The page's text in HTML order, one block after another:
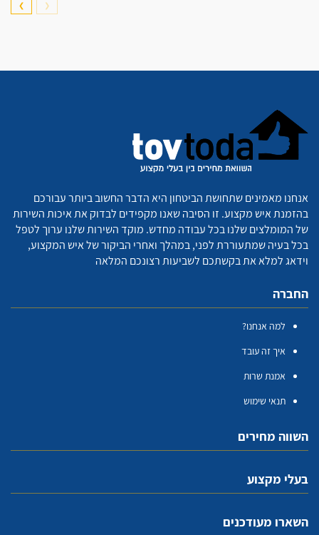
❮
❯
אנחנו מאמינים שתחושת הביטחון היא הדבר החשוב ביותר עבורכם
בהזמנת איש מקצוע. זו הסיבה שאנו מקפידים לבדוק את איכות השירות
של המומלצים שלנו בכל עבודה מחדש. מוקד השירות שלנו ערוך לטפל
בכל בעיה שמתעוררת לפני, במהלך ואחרי הביקור של איש המקצוע,
וידאג למלא את בקשתכם לשביעות רצונכם המלאה
החברה
למה אנחנו?
איך זה עובד
אמנת שרות
תנאי שימוש
השווה מחירים
בעלי מקצוע
השארו מעודכנים